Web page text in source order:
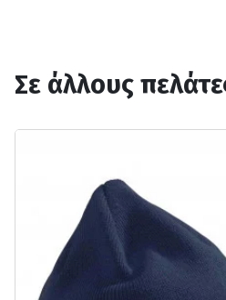
Σε άλλους